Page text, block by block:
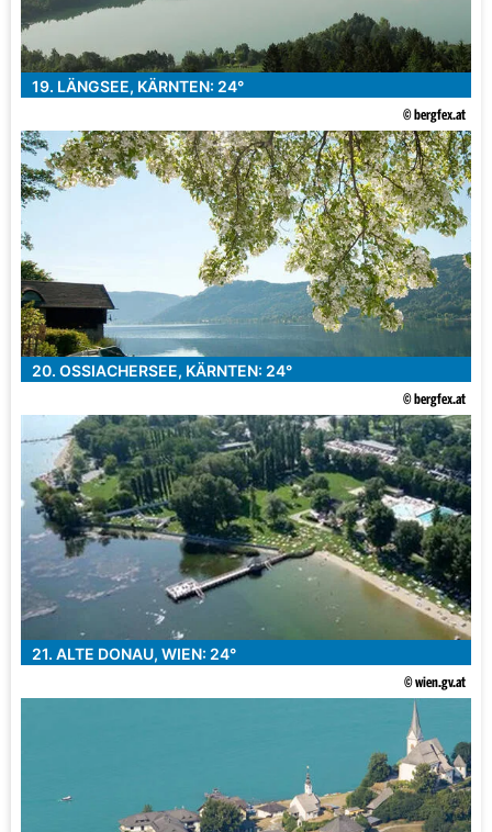
19. LÄNGSEE, KÄRNTEN: 24°
© bergfex.at
20. OSSIACHERSEE, KÄRNTEN: 24°
© bergfex.at
21. ALTE DONAU, WIEN: 24°
© wien.gv.at